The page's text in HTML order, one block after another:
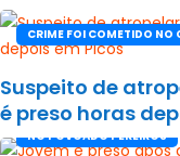
CRIME FOI COMETIDO NO
Suspeito de
é preso horas
NO POVOADO PEREIROS